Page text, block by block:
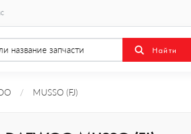
/ MUSSO (FJ)